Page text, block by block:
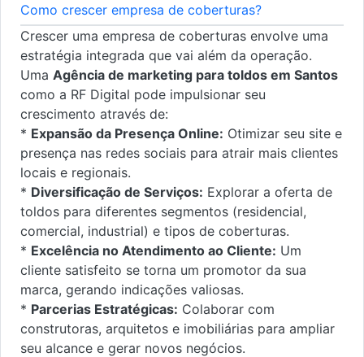
Como crescer empresa de coberturas?
Crescer uma empresa de coberturas envolve uma
estratégia integrada que vai além da operação.
Uma Agência de marketing para toldos em Santos
como a RF Digital pode impulsionar seu
crescimento através de:
* Expansão da Presença Online: Otimizar seu site e
presença nas redes sociais para atrair mais clientes
locais e regionais.
* Diversificação de Serviços: Explorar a oferta de
toldos para diferentes segmentos (residencial,
comercial, industrial) e tipos de coberturas.
* Excelência no Atendimento ao Cliente: Um
cliente satisfeito se torna um promotor da sua
marca, gerando indicações valiosas.
* Parcerias Estratégicas: Colaborar com
construtoras, arquitetos e imobiliárias para ampliar
seu alcance e gerar novos negócios.